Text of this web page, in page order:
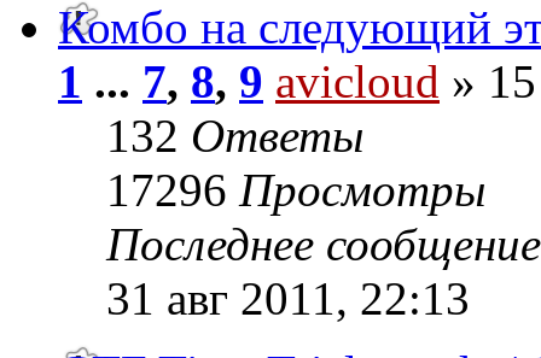
Комбо на следующий
1 ... 7, 8, 9 avicloud »
132 Ответы
17296 Просмотры
Последнее
31 авг 2011, 22:13